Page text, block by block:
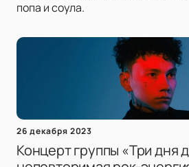
попа и соула.
26 декабря 2023
Концерт группы «Три дня